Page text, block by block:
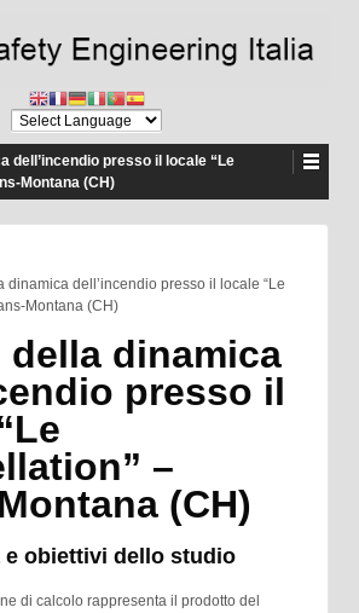
dell’incendio presso il locale “Le
Montana (CH)
dinamica dell’incendio presso il locale “Le
Montana (CH)
dinamica
presso il
–
(CH)
e obiettivi dello studio
di calcolo rappresenta il prodotto del